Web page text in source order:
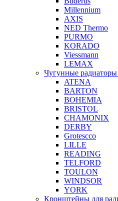
Millennium
AXIS
NED Thermo
PURMO
KORADO
Viessmann
LEMAX
Чугунные радиаторы
ATENA
BARTON
BOHEMIA
BRISTOL
CHAMONIX
DERBY
Grotescco
LILLE
READING
TELFORD
TOULON
WINDSOR
YORK
Кронштейны для